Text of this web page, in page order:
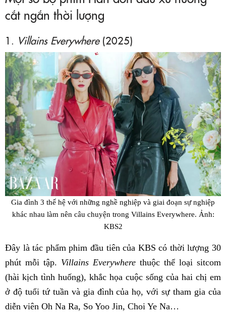
cắt ngắn thời lượng
1. Villains Everywhere(2025)
Gia đình 3 thế hệ với những nghề nghiệp và giai đoạn sự nghiệp
khác nhau làm nên câu chuyện trong Villains Everywhere. Ảnh:
KBS2
Đây là tác phẩm phim đầu tiên của KBS có thời lượng 30
phút mỗi tập. Villains Everywhere thuộc thể loại sitcom
(hài kịch tình huống), khắc họa cuộc sống của hai chị em
ở độ tuổi tứ tuần và gia đình của họ, với sự tham gia của
diễn viên Oh Na Ra, So Yoo Jin, Choi Ye Na…